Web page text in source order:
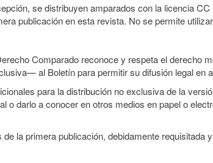
se distribuyen amparados con la licencia
publicación en esta revista. No se permite
Comparado reconoce y respeta el derecho
al Boletín para permitir su difusión legal en
para la distribución no exclusiva de la
darlo a conocer en otros medios en papel o
la primera publicación, debidamente requisitada